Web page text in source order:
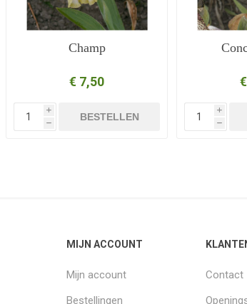
Champ
€ 7,50
i
h
BESTELLEN
i
h
MIJN ACCOUNT
Mijn account
Bestellingen
Contact